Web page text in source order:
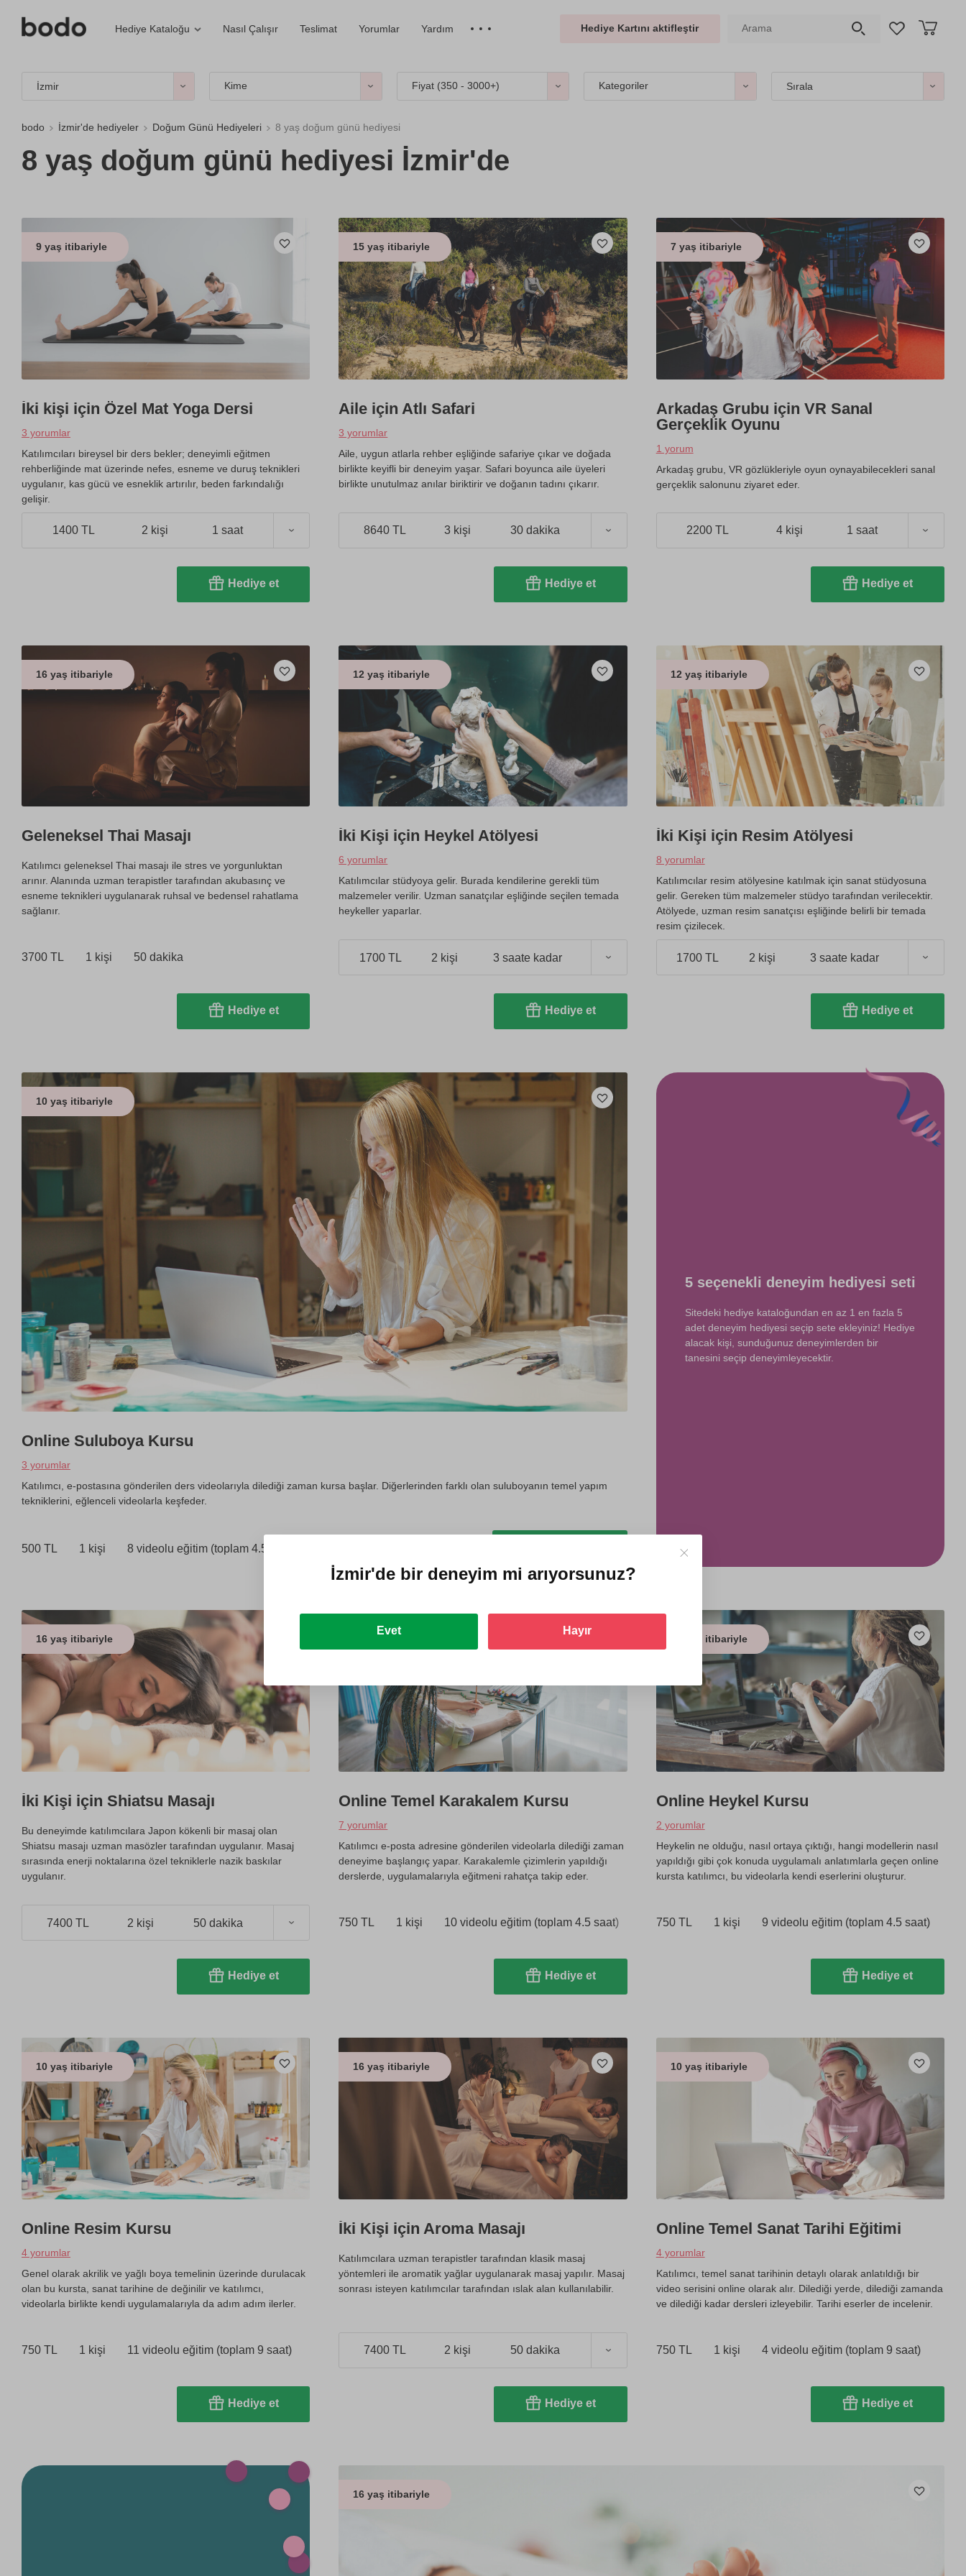
Hediye Kataloğu Nasıl Çalışır Teslimat Yorumlar Yardım Hediye Kartını aktifleştir
İzmir Kime Fiyat (350 - 3000+) Kategoriler Sırala
bodo İzmir'de hediyeler Doğum Günü Hediyeleri 8 yaş doğum günü hediyesi
8 yaş doğum günü hediyesi İzmir'de
9 yaş itibariyle
İki kişi için Özel Mat Yoga Dersi
3 yorumlar
Katılımcıları bireysel bir ders bekler; deneyimli eğitmen
rehberliğinde mat üzerinde nefes, esneme ve duruş teknikleri
uygulanır, kas gücü ve esneklik artırılır, beden farkındalığı
gelişir.
1400 TL 2 kişi 1 saat
Hediye et
15 yaş itibariyle
Aile için Atlı Safari
3 yorumlar
Aile, uygun atlarla rehber eşliğinde safariye çıkar ve doğada
birlikte keyifli bir deneyim yaşar. Safari boyunca aile üyeleri
birlikte unutulmaz anılar biriktirir ve doğanın tadını çıkarır.
8640 TL 3 kişi 30 dakika
Hediye et
7 yaş itibariyle
Arkadaş Grubu için VR Sanal
Gerçeklik Oyunu
1 yorum
Arkadaş grubu, VR gözlükleriyle oyun oynayabilecekleri sanal
gerçeklik salonunu ziyaret eder.
2200 TL 4 kişi 1 saat
Hediye et
16 yaş itibariyle
Geleneksel Thai Masajı
Katılımcı geleneksel Thai masajı ile stres ve yorgunluktan
arınır. Alanında uzman terapistler tarafından akubasınç ve
esneme teknikleri uygulanarak ruhsal ve bedensel rahatlama
sağlanır.
3700 TL 1 kişi 50 dakika
Hediye et
12 yaş itibariyle
İki Kişi için Heykel Atölyesi
6 yorumlar
Katılımcılar stüdyoya gelir. Burada kendilerine gerekli tüm
malzemeler verilir. Uzman sanatçılar eşliğinde seçilen temada
heykeller yaparlar.
1700 TL 2 kişi 3 saate kadar
Hediye et
12 yaş itibariyle
İki Kişi için Resim Atölyesi
8 yorumlar
Katılımcılar resim atölyesine katılmak için sanat stüdyosuna
gelir. Gereken tüm malzemeler stüdyo tarafından verilecektir.
Atölyede, uzman resim sanatçısı eşliğinde belirli bir temada
resim çizilecek.
1700 TL 2 kişi 3 saate kadar
Hediye et
10 yaş itibariyle
Online Suluboya Kursu
3 yorumlar
Katılımcı, e-postasına gönderilen ders videolarıyla dilediği zaman kursa başlar. Diğerlerinden farklı olan suluboyanın temel yapım
tekniklerini, eğlenceli videolarla keşfeder.
500 TL 1 kişi 8 videolu eğitim (toplam 4.5 saat)
5 seçenekli deneyim hediyesi seti
Sitedeki hediye kataloğundan en az 1 en fazla 5
adet deneyim hediyesi seçip sete ekleyiniz! Hediye
alacak kişi, sunduğunuz deneyimlerden bir
tanesini seçip deneyimleyecektir.
16 yaş itibariyle
İki Kişi için Shiatsu Masajı
Bu deneyimde katılımcılara Japon kökenli bir masaj olan
Shiatsu masajı uzman masözler tarafından uygulanır. Masaj
sırasında enerji noktalarına özel tekniklerle nazik baskılar
uygulanır.
7400 TL 2 kişi 50 dakika
Hediye et
Online Temel Karakalem Kursu
7 yorumlar
Katılımcı e-posta adresine gönderilen videolarla dilediği zaman
deneyime başlangıç yapar. Karakalemle çizimlerin yapıldığı
derslerde, uygulamalarıyla eğitmeni rahatça takip eder.
750 TL 1 kişi 10 videolu eğitim (toplam 4.5 saat)
Hediye et
10 yaş itibariyle
Online Heykel Kursu
2 yorumlar
Heykelin ne olduğu, nasıl ortaya çıktığı, hangi modellerin nasıl
yapıldığı gibi çok konuda uygulamalı anlatımlarla geçen online
kursta katılımcı, bu videolarla kendi eserlerini oluşturur.
750 TL 1 kişi 9 videolu eğitim (toplam 4.5 saat)
Hediye et
10 yaş itibariyle
Online Resim Kursu
4 yorumlar
Genel olarak akrilik ve yağlı boya temelinin üzerinde durulacak
olan bu kursta, sanat tarihine de değinilir ve katılımcı,
videolarla birlikte kendi uygulamalarıyla da adım adım ilerler.
750 TL 1 kişi 11 videolu eğitim (toplam 9 saat)
Hediye et
16 yaş itibariyle
İki Kişi için Aroma Masajı
Katılımcılara uzman terapistler tarafından klasik masaj
yöntemleri ile aromatik yağlar uygulanarak masaj yapılır. Masaj
sonrası isteyen katılımcılar tarafından ıslak alan kullanılabilir.
7400 TL 2 kişi 50 dakika
Hediye et
10 yaş itibariyle
Online Temel Sanat Tarihi Eğitimi
4 yorumlar
Katılımcı, temel sanat tarihinin detaylı olarak anlatıldığı bir
video serisini online olarak alır. Dilediği yerde, dilediği zamanda
ve dilediği kadar dersleri izleyebilir. Tarihi eserler de incelenir.
750 TL 1 kişi 4 videolu eğitim (toplam 9 saat)
Hediye et
16 yaş itibariyle
İzmir'debir deneyim mi arıyorsunuz?
Evet Hayır